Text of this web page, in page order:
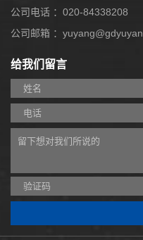
公司电话 ：020-84338208
公司邮箱 ：
给我们留言